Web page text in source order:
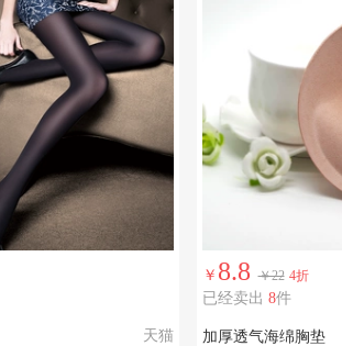
天猫
￥ 8.8 ￥22 4折
已经卖出 8件
加厚透气海绵胸垫